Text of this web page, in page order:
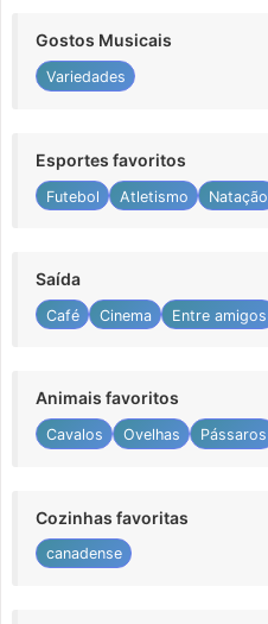
Gostos Musicais
Variedades
Esportes favoritos
Futebol Atletismo Natação
Saída
Café Cinema Entre amigos
Animais favoritos
Cavalos Ovelhas Pássaros
Cozinhas favoritas
canadense